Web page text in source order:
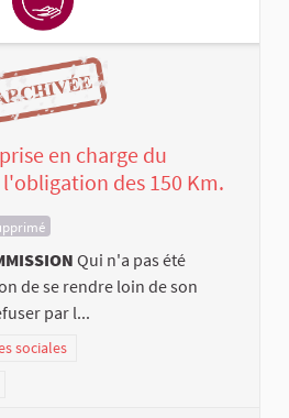
en charge du
des 150 Km.
Qui n'a pas été
de se rendre loin de son
par l...
sociales